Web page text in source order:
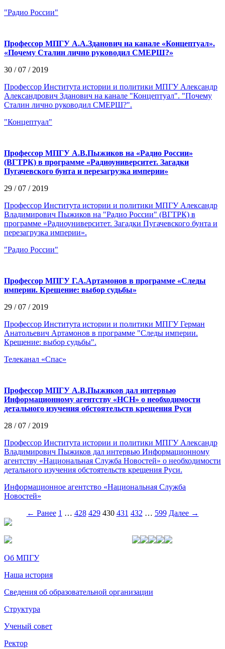
"Радио России"
Профессор МПГУ А.А.Зданович на канале «Концептуал».
«Почему Сталин лично руководил СМЕРШ?»
30 / 07 / 2019
Профессор Института истории и политики МПГУ Александр
Александрович Зданович на канале "Концептуал". "Почему
Сталин лично руководил СМЕРШ?".
"Концептуал"
Профессор МПГУ А.В.Пыжиков на «Радио России»
(ВГТРК) в программе «Радиоуниверситет. Загадки
Пугачевского бунта и перезагрузка империи»
29 / 07 / 2019
Профессор Института истории и политики МПГУ Александр
Владимирович Пыжиков на "Радио России" (ВГТРК) в
программе «Радиоуниверситет. Загадки Пугачевского бунта и
перезагрузка империи».
"Радио России"
Профессор МПГУ Г.А.Артамонов в программе «Следы
империи. Крещение: выбор судьбы»
29 / 07 / 2019
Профессор Института истории и политики МПГУ Герман
Анатольевич Артамонов в программе "Следы империи.
Крещение: выбор судьбы".
Телеканал «Спас»
Профессор МПГУ А.В.Пыжиков дал интервью
Информационному агентству «НСН» о необходимости
детального изучения обстоятельств крещения Руси
28 / 07 / 2019
Профессор Института истории и политики МПГУ Александр
Владимирович Пыжиков дал интервью Информационному
агентству «Национальная Служба Новостей» о необходимости
детального изучения обстоятельств крещения Руси.
Информационное агентство «Национальная Служба
Новостей»
← Ранее 1 … 428 429 430 431 432 … 599 Далее →
Об МПГУ
Наша история
Сведения об образовательной организации
Структура
Ученый совет
Ректор